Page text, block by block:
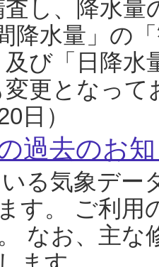
し、降水
降水量」の
及び「日降
更となっ
日）
過去のお
る気象デー
す。 ご利用
なお、主な